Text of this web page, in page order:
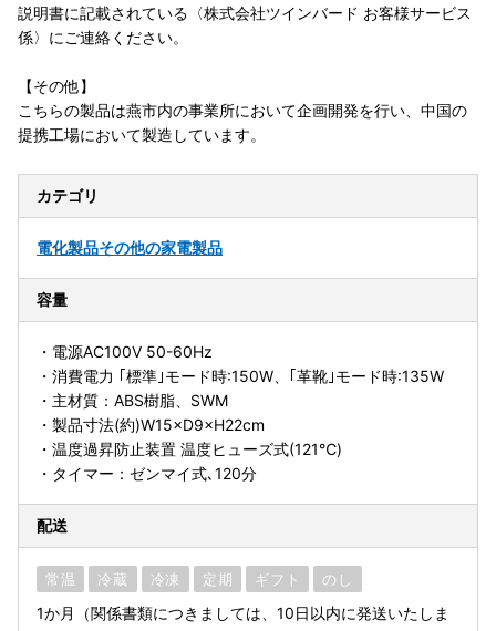
説明書に記載されている〈株式会社ツインバード お客様サービス
係〉にご連絡ください。
【その他】
こちらの製品は燕市内の事業所において企画開発を行い、中国の
提携工場において製造しています。
カテゴリ
電化製品その他の家電製品
容量
・電源AC100V 50-60Hz
・消費電力 ｢標準｣モード時:150W、｢革靴｣モード時:135W
・主材質：ABS樹脂、SWM
・製品寸法(約)W15×D9×H22cm
・温度過昇防止装置 温度ヒューズ式(121℃)
・タイマー：ゼンマイ式､120分
配送
常温 冷蔵 冷凍 定期 ギフト のし
1か月（関係書類につきましては、10日以内に発送いたしま